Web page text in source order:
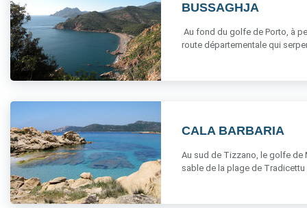
BUSSAGHJA
Au fond du golfe de Porto, à
route départementale qui
CALA BARBARIA
Au sud de Tizzano, le golfe de
sable de la plage de Tradicettu